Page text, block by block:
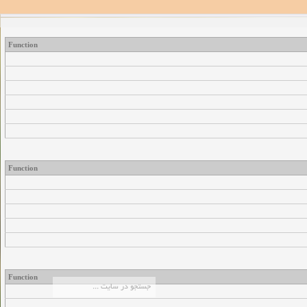
Function
Function
Function